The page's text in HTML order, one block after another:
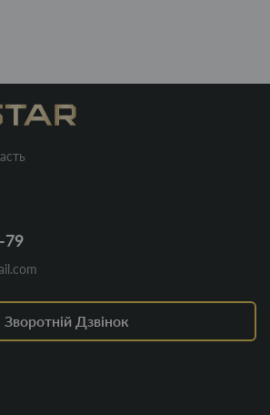
79
Зворотній Дзвінок